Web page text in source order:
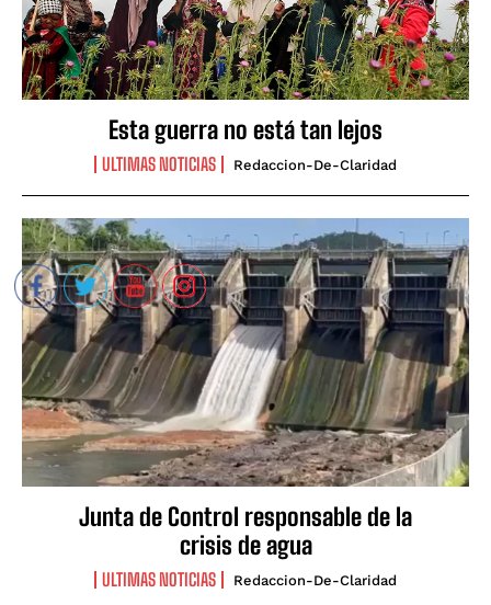
Esta guerra no está tan lejos
ULTIMAS NOTICIAS Redaccion-De-Claridad
Junta de Control responsable de la
crisis de agua
ULTIMAS NOTICIAS Redaccion-De-Claridad